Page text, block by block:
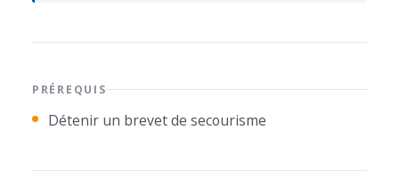
PRÉREQUIS
Détenir un brevet de secourisme